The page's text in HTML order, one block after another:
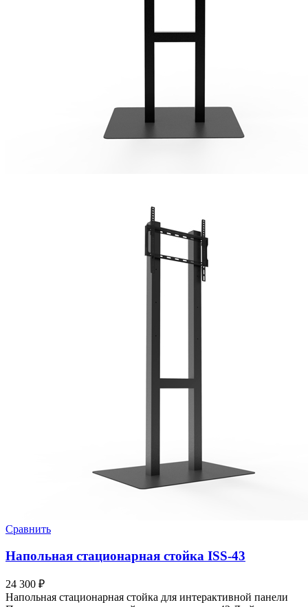
Сравнить
Напольная стационарная стойка ISS-43
24 300 ₽
Напольная стационарная стойка для интерактивной панели